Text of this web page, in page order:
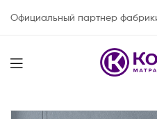
Официальный партнер